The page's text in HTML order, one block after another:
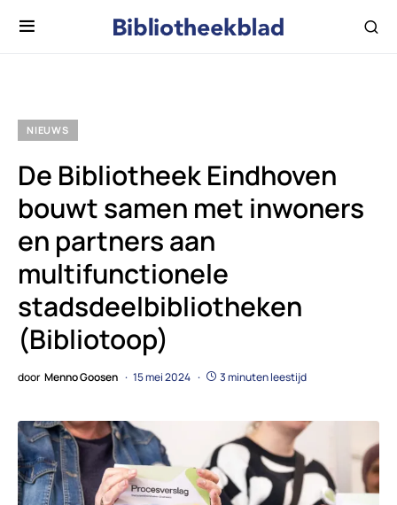
NIEUWS
De Bibliotheek Eindhoven
bouwt samen met inwoners
en partners aan
multifunctionele
stadsdeelbibliotheken
(Bibliotoop)
door Menno Goosen 15 mei 2024 3 minuten leestijd